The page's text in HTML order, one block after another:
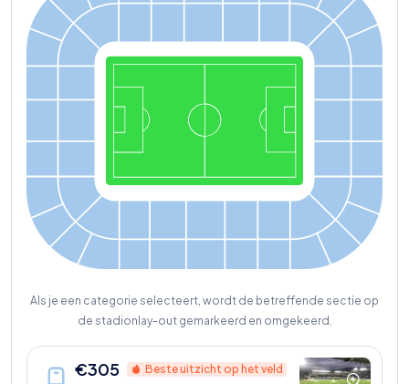
€305 Beste uitzicht op het veld
Als je een categorie selecteert, wordt de betreffende sectie op
de stadionlay-out gemarkeerd en omgekeerd.